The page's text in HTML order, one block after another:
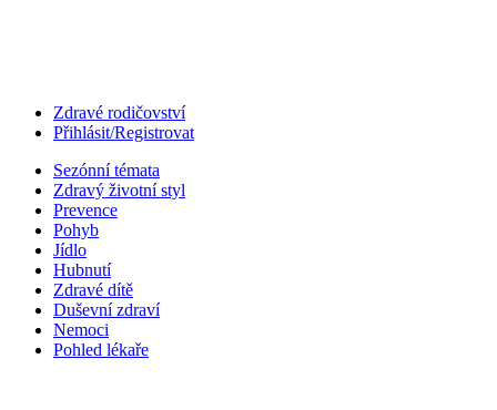
Zdravé rodičovství
Přihlásit/Registrovat
Sezónní témata
Zdravý životní styl
Prevence
Pohyb
Jídlo
Hubnutí
Zdravé dítě
Duševní zdraví
Nemoci
Pohled lékaře